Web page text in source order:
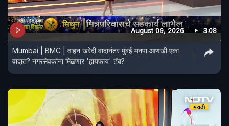
August 09, 2026 3:08
Mumbai | BMC | वाहन खरेदी वादानंतर मुंबई मनपा आणखी एका
वादात? नगरसेवकांना मिळणार 'हायफाय' टॅब?